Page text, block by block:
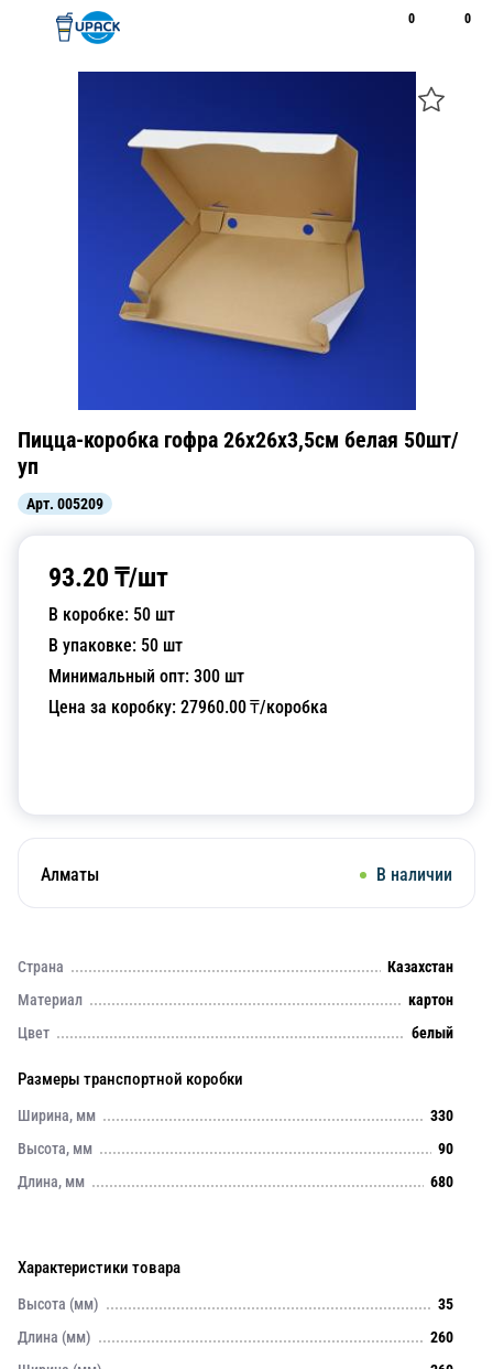
0 0
Пицца-коробка гофра 26х26х3,5см белая 50шт/
уп
Арт. 005209
93.20 ₸/шт
В коробке: 50 шт
В упаковке: 50 шт
Минимальный опт: 300 шт
Цена за коробку: 27960.00₸/коробка
Алматы В наличии
Страна
Казахстан
Материал
картон
Цвет
белый
Размеры транспортной коробки
Ширина, мм
330
Высота, мм
90
Длина, мм
680
Характеристики товара
Высота (мм)
35
Длина (мм)
260